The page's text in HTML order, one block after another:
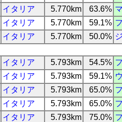
イタリア 5.770km 63.6%
イタリア 5.770km 59.1%
イタリア 5.770km 50.0%
イタリア 5.793km 54.5%
イタリア 5.793km 59.1%
イタリア 5.793km 65.0%
イタリア 5.793km 65.0%
イタリア 5.793km 75.0%